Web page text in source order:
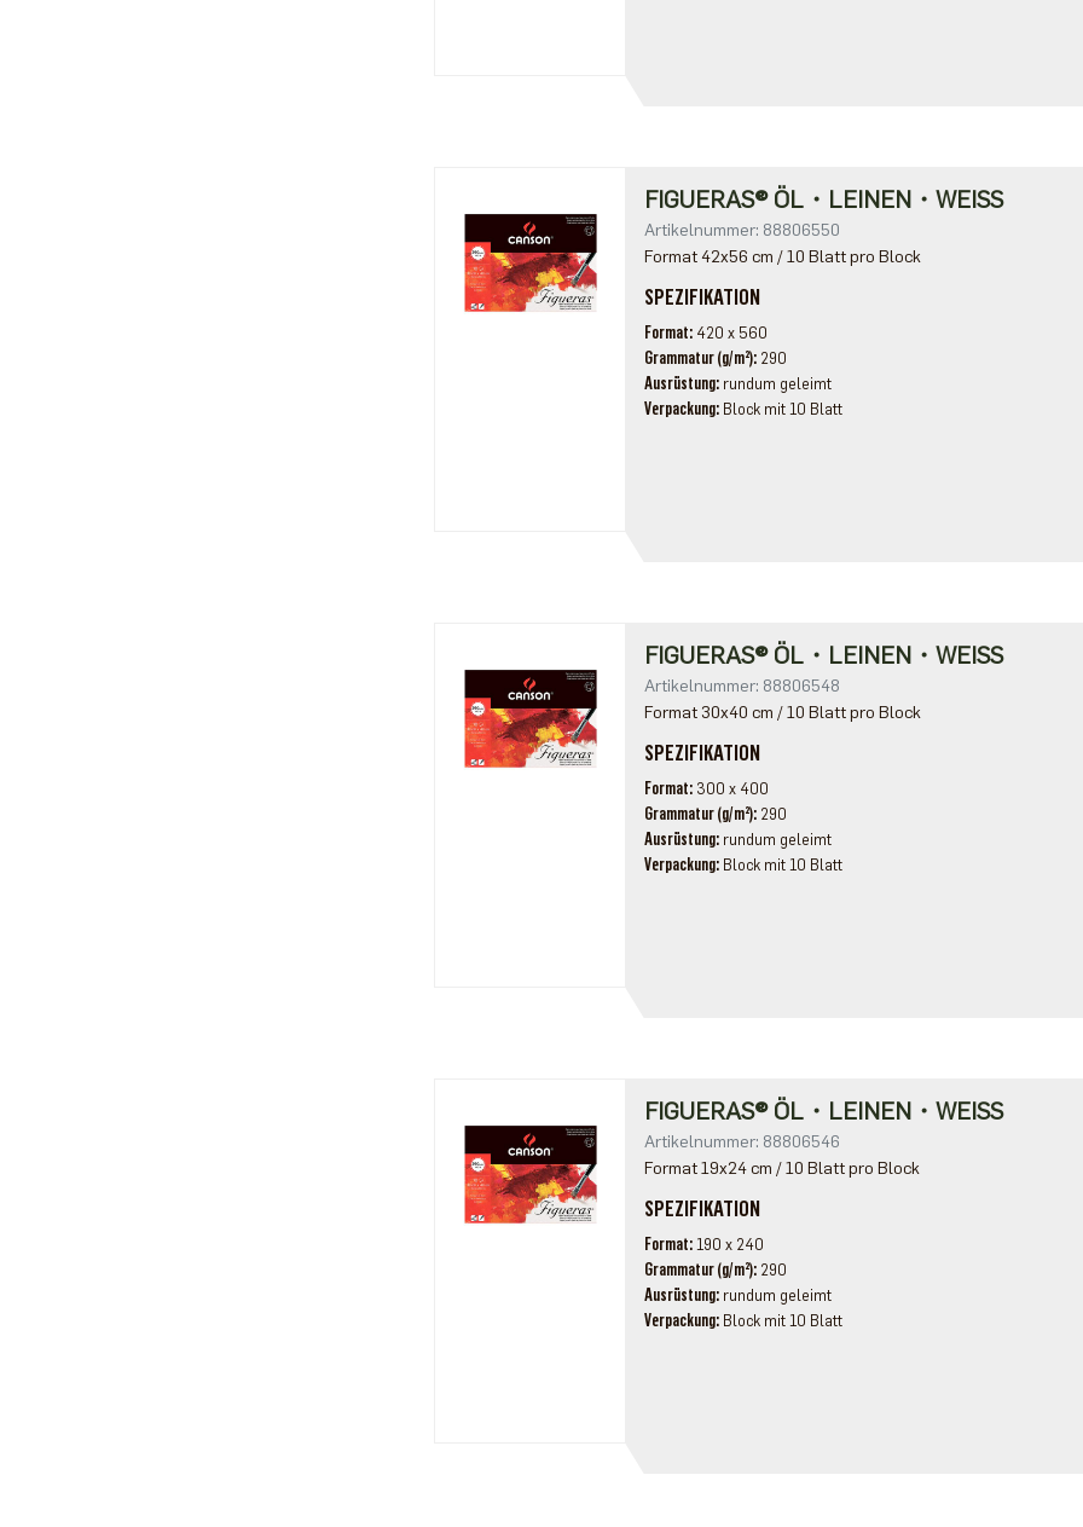
FIGUERAS® ÖL・LEINEN・WEISS
Artikelnummer: 88806550
Format 42x56 cm / 10 Blatt pro Block
SPEZIFIKATION
Format 420 x 560
Grammatur (g/m²) 290
Ausrüstung rundum geleimt
Verpackung Block mit 10 Blatt
FIGUERAS® ÖL・LEINEN・WEISS
Artikelnummer: 88806548
Format 30x40 cm / 10 Blatt pro Block
SPEZIFIKATION
Format 300 x 400
Grammatur (g/m²) 290
Ausrüstung rundum geleimt
Verpackung Block mit 10 Blatt
FIGUERAS® ÖL・LEINEN・WEISS
Artikelnummer: 88806546
Format 19x24 cm / 10 Blatt pro Block
SPEZIFIKATION
Format 190 x 240
Grammatur (g/m²) 290
Ausrüstung rundum geleimt
Verpackung Block mit 10 Blatt